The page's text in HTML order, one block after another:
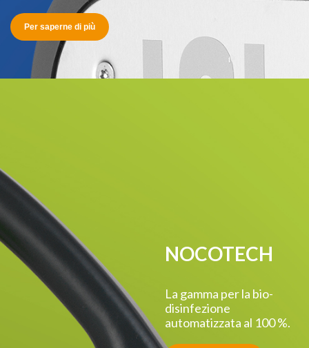
Per saperne di più
NOCOTECH
La gamma per la bio-
disinfezione
automatizzata al 100 %.